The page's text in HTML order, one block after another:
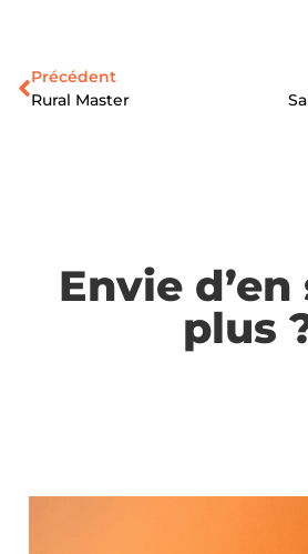
Précédent
Rural Master
Envie
plus